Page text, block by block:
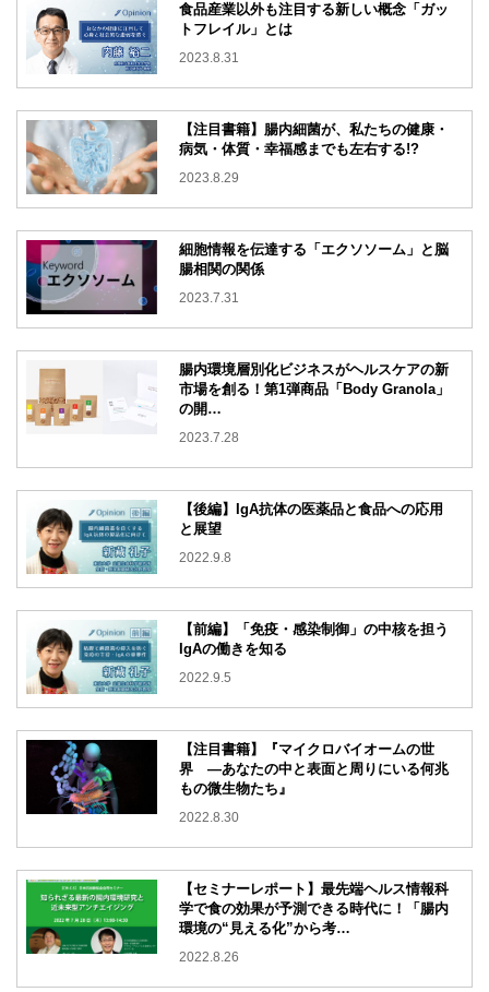
食品産業以外も注目する新しい概念「ガッ
トフレイル」とは
2023.8.31
【注目書籍】腸内細菌が、私たちの健康・
病気・体質・幸福感までも左右する!?
2023.8.29
細胞情報を伝達する「エクソソーム」と脳
腸相関の関係
2023.7.31
腸内環境層別化ビジネスがヘルスケアの新
市場を創る！ 第1弾商品「Body Granola」
の開…
2023.7.28
【後編】IgA抗体の医薬品と食品への応用
と展望
2022.9.8
【前編】「免疫・感染制御」の中核を担う
IgAの働きを知る
2022.9.5
【注目書籍】『マイクロバイオームの世
界 ―あなたの中と表面と周りにいる何兆
もの微生物たち』
2022.8.30
【セミナーレポート】最先端ヘルス情報科
学で食の効果が予測できる時代に！「腸内
環境の“見える化”から考…
2022.8.26